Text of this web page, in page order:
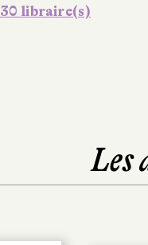
30 libraire(s)
Les